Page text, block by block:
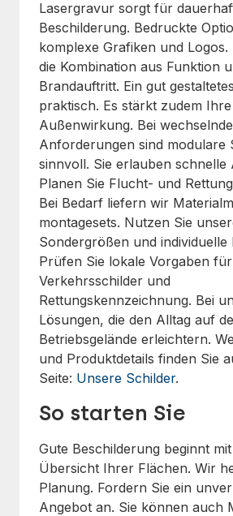
Lasergravur sorgt für
Beschilderung. Bedruckte
komplexe Grafiken und Logos.
die Kombination aus Funktion
Brandauftritt. Ein gut
praktisch. Es stärkt zudem Ihre
Außenwirkung. Bei
Anforderungen sind modulare
sinnvoll. Sie erlauben schnelle
Planen Sie Flucht- und
Bei Bedarf liefern wir
montagesets. Nutzen Sie
Sondergrößen und individuelle
Prüfen Sie lokale Vorgaben für
Verkehrsschilder und
Rettungskennzeichnung. Bei
Lösungen, die den Alltag auf
Betriebsgelände erleichtern.
und Produktdetails finden Sie
Seite: Unsere Schilder.
So starten Sie
Gute Beschilderung beginnt
Übersicht Ihrer Flächen. Wir
Planung. Fordern Sie ein
Angebot an. Sie können auch